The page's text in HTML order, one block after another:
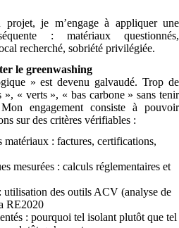
je m’engage à appliquer une
: matériaux questionnés,
recherché, sobriété privilégiée.
le greenwashing
» est devenu galvaudé. Trop de
», « verts », « bas carbone » sans tenir
engagement consiste à pouvoir
sur des critères vérifiables :
matériaux : factures, certifications,
mesurées : calculs réglementaires et
des outils ACV (analyse de
RE2020
: pourquoi tel isolant plutôt que tel